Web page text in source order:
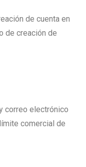
de cuenta en
de creación de
correo electrónico
comercial de